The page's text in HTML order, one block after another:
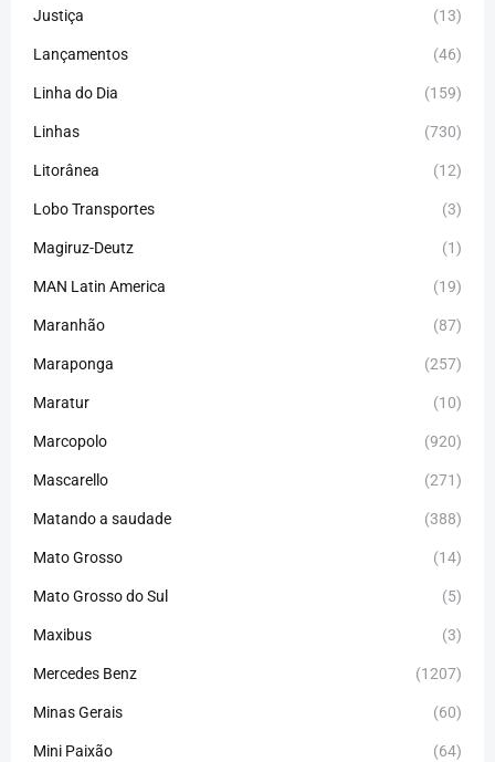
Justiça (13)
Lançamentos (46)
Linha do Dia (159)
Linhas (730)
Litorânea (12)
Lobo Transportes (3)
Magiruz-Deutz (1)
MAN Latin America (19)
Maranhão (87)
Maraponga (257)
Maratur (10)
Marcopolo (920)
Mascarello (271)
Matando a saudade (388)
Mato Grosso (14)
Mato Grosso do Sul (5)
Maxibus (3)
Mercedes Benz (1207)
Minas Gerais (60)
Mini Paixão (64)